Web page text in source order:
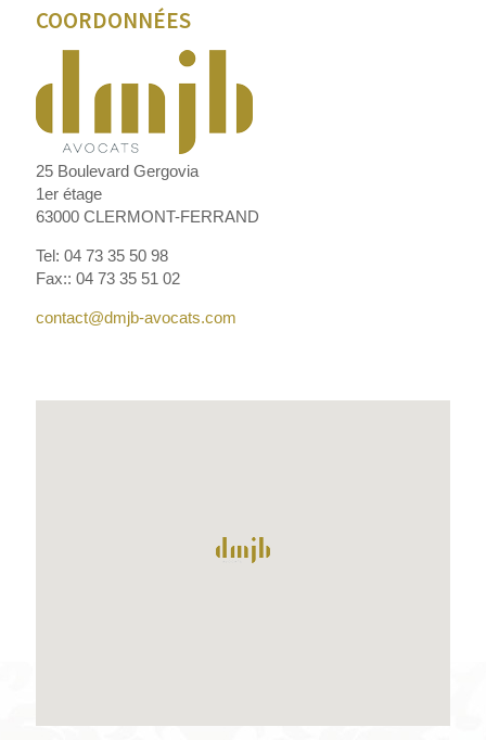
COORDONNÉES
25 Boulevard Gergovia
1er étage
63000 CLERMONT-FERRAND
Tel: 04 73 35 50 98
Fax:: 04 73 35 51 02
contact@dmjb-avocats.com